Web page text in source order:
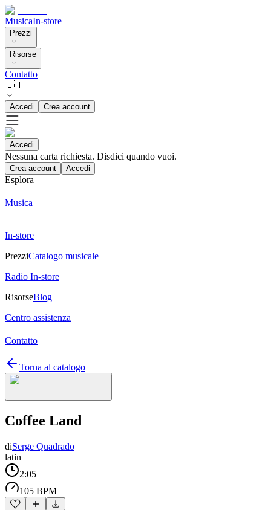
MusicaIn-store
Prezzi
Risorse
Contatto
🇮🇹
Accedi Crea account
Accedi
Nessuna carta richiesta. Disdici quando vuoi.
Crea account Accedi
Esplora
Musica
In-store
PrezziCatalogo musicale
Radio In-store
RisorseBlog
Centro assistenza
Contatto
Torna al catalogo
Coffee Land
diSerge Quadrado
latin
2:05
105 BPM